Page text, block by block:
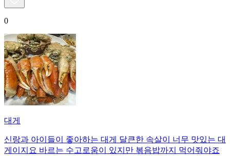
0
대게
신랑과 아이들이 좋아하는 대게 달큰한 속살이 너무 맛있는 대
게이지요 바르는 수고로움이 있지만 볶음밥까지 먹어줘야죠